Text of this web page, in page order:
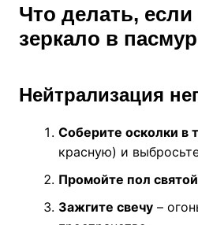
Что делать,
зеркало в
Нейтрализация
Соберите осколки в
красную) и
Промойте пол
Зажгите свечу–